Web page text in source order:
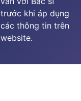
trước khi áp dụng
các thông tin trên
website.